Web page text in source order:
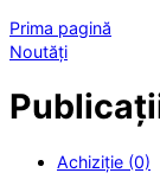
Prima pagină
Noutăți
Achiziție (0)